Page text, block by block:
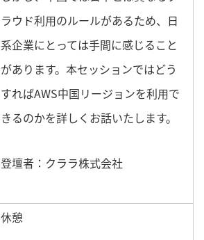
ラウド利用のルールがあるため、日
系企業にとっては手間に感じること
があります。本セッションではどう
すればAWS中国リージョンを利用で
きるのかを詳しくお話いたします。
登壇者：クララ株式会社
休憩